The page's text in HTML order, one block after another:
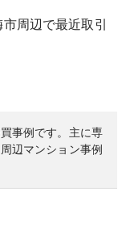
市周辺で最近取引
事例です。 主に専
辺マンション事例